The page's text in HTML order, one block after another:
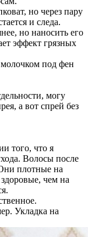
но через пару
и следа.
но наносить его
эффект грязных
под фен
могу
а вот спрей без
того, что я
Волосы после
плотные на
чем на
Укладка на